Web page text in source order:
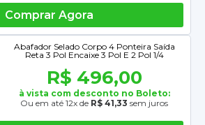
Comprar Agora
Abafador Selado Corpo 4 Ponteira Saída
Reta 3 Pol Encaixe 3 Pol E 2 Pol 1/4
R$ 496,00
à vista com desconto no Boleto:
Ou em até 12x de R$ 41,33 sem juros